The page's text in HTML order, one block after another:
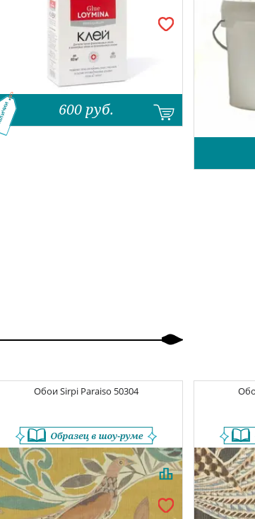
600 руб.
ОбоиSirpi Paraiso 50304